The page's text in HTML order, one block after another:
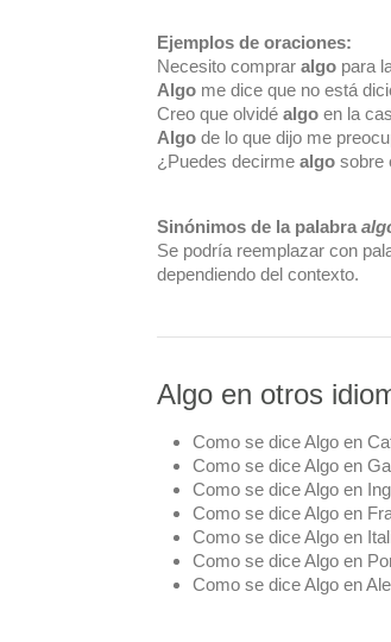
Ejemplos de oraciones:
Necesito comprar algo para
Algo me dice que no está
Creo que olvidé algo en la
Algo de lo que dijo me
¿Puedes decirme algo sobre
Sinónimos de la palabra
Se podría reemplazar con
dependiendo del contexto.
Algo en otros
Como se dice Algo en
Como se dice Algo en
Como se dice Algo en
Como se dice Algo en
Como se dice Algo en
Como se dice Algo en
Como se dice Algo en